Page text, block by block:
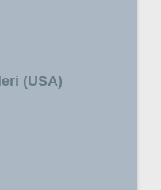
(USA)